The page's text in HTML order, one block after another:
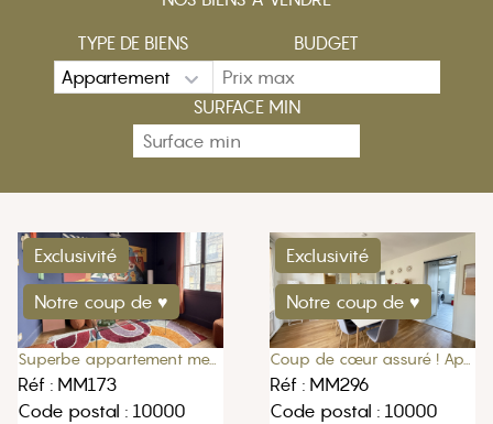
TYPE DE BIENS
BUDGET
SURFACE MIN
Exclusivité
Notre coup de ♥
Superbe appartement meublé de 65m2 à Troyes
Réf : MM173
Code postal : 10000
Exclusivité
Notre coup de ♥
Coup de cœur assuré ! Appartement 66m2 avec garage, balcon traversant et climatisation dans une résidence verd
Réf : MM296
Code postal : 10000